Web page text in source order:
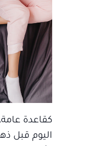
كقاعدة
اليوم قبل